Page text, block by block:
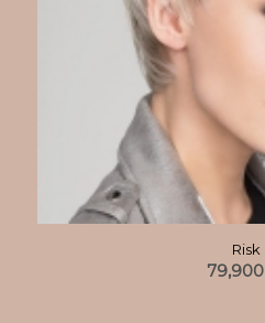
Risk
79,900